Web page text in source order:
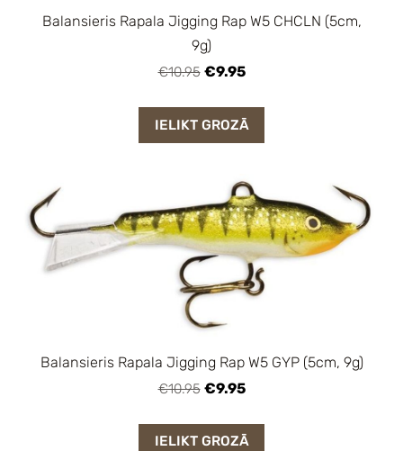
Balansieris Rapala Jigging Rap W5 CHCLN (5cm,
9g)
€10.95 €9.95
IELIKT GROZĀ
Balansieris Rapala Jigging Rap W5 GYP (5cm, 9g)
€10.95 €9.95
IELIKT GROZĀ